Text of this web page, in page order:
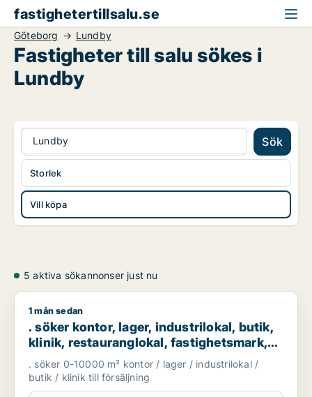
fastighetertillsalu.se
Göteborg Lundby
Fastigheter till salu sökes i
Lundby
Lundby Sök
Vill köpa
Storlek
5 aktiva sökannonser just nu
. söker kontor, lager, industrilokal, butik, klinik,
1 mån sedan
. söker kontor, lager, industrilokal, butik,
klinik, restauranglokal, fastighetsmark,
bostadsfastighet, hotell eller garage till
salu i Göteborg
. söker 0-10000 m² kontor / lager / industrilokal /
butik / klinik till försäljning